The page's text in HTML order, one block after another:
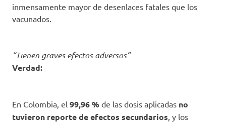
inmensamente mayor de desenlaces fatales que los
vacunados.
“Tienen graves efectos adversos”
Verdad:
En Colombia, el 99,96 % de las dosis aplicadas no
tuvieron reporte de efectos secundarios , y los